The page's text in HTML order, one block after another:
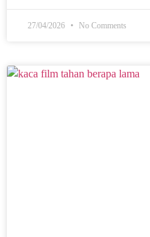
27/04/2026 No Comments